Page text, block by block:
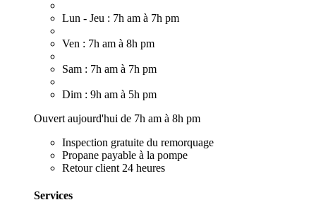
Lun - Jeu : 7h am à 7h pm
Ven : 7h am à 8h pm
Sam : 7h am à 7h pm
Dim : 9h am à 5h pm
Ouvert aujourd'hui de 7h am à 8h pm
Inspection gratuite du remorquage
Propane payable à la pompe
Retour client 24 heures
Services